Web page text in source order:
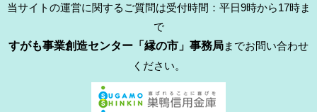
当サイトの運営に関するご質問は受付時間：平日9時から17時ま
で
すがも事業創造センター「縁の市」事務局までお問い合わせ
ください。